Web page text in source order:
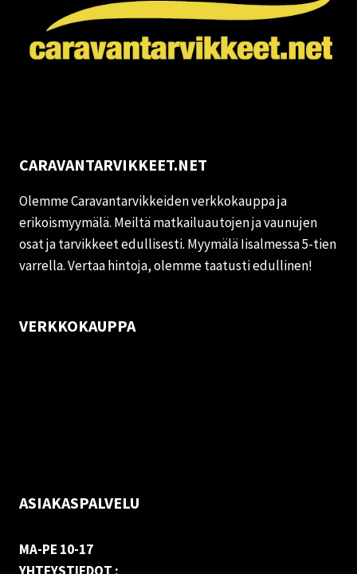
CARAVANTARVIKKEET.NET
Olemme Caravantarvikkeiden verkkokauppa ja
erikoismyymälä. Meiltä matkailuautojen ja vaunujen
osat ja tarvikkeet edullisesti. Myymälä Iisalmessa 5-tien
varrella. Vertaa hintoja, olemme taatusti edullinen!
VERKKOKAUPPA
ASIAKASPALVELU
MA-PE 10-17